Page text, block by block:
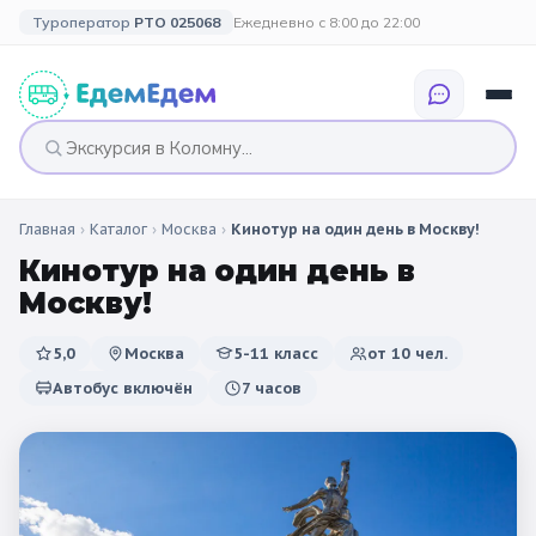
Туроператор РТО 025068 Ежедневно с 8:00 до 22:00
Все праздники
🗳️ 18 сентября
❄️ Зимние
Однодневные
2 дня / 1 ночь
3 дня и больше
🎉 СОБЫТИЙНЫЕ
ТУРЫ
каникулы
🎓 Выпускные
Главная › Каталог › Москва › Кинотур на один день в Москву!
Кинотур на один день в
Москву!
5,0 Москва 5-11 класс от 10 чел.
Автобус включён
7 часов